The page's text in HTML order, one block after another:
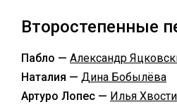
Второстепенные
Пабло — Александр
Наталия — Дина Бобылёва
Артуро Лопес — Илья